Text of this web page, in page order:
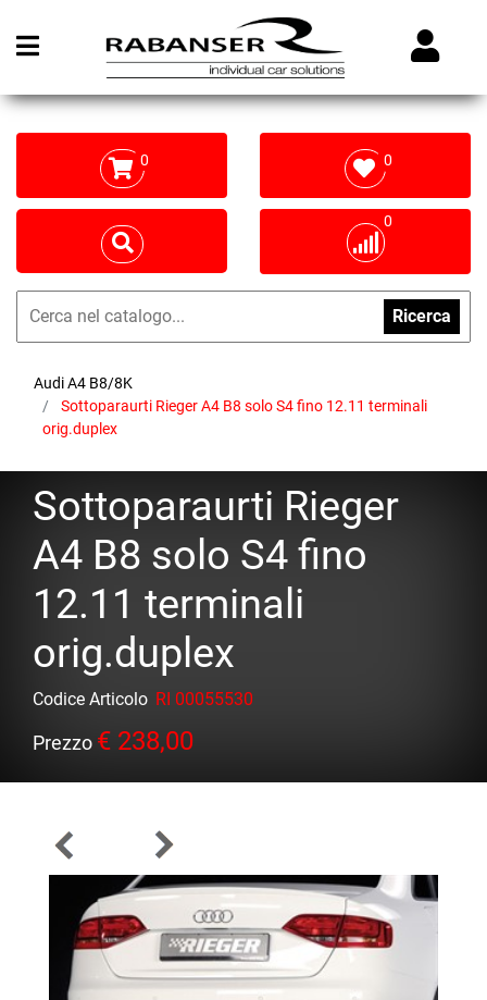
Open menu
0 0
0
Ricerca
Audi A4 B8/8K
Sottoparaurti Rieger A4 B8 solo S4 fino 12.11 terminali
orig.duplex
Sottoparaurti Rieger
A4 B8 solo S4 fino
12.11 terminali
orig.duplex
Codice Articolo RI 00055530
Prezzo € 238,00